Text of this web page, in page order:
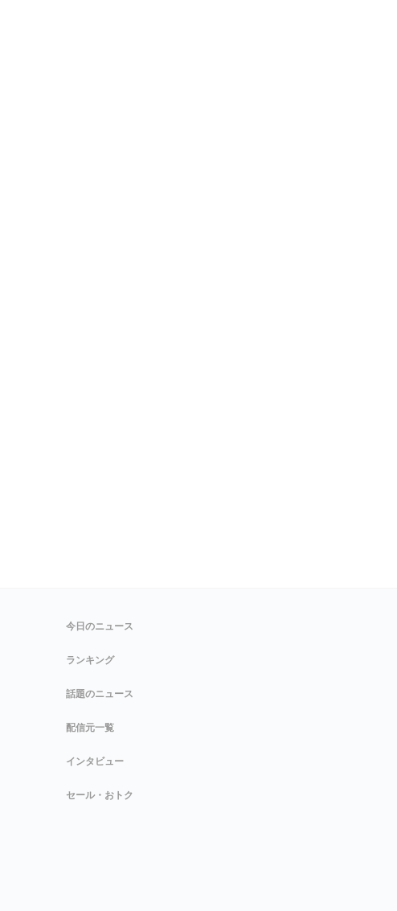
今日のニュース
ランキング
話題のニュース
配信元一覧
インタビュー
セール・おトク